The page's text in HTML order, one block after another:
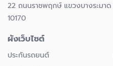
22 ถนนราชพฤกษ์ แขวงบางระมา
10170
ผังเว็บไซต์
ประกันรถยนต์